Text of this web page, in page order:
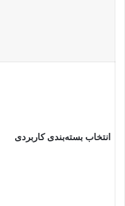
انتخاب بسته‌بندی کاربردی